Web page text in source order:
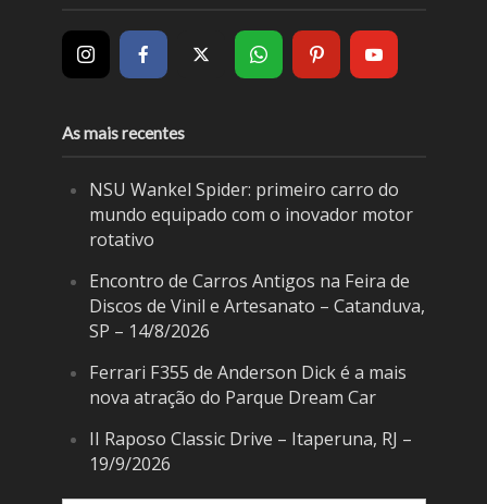
As mais recentes
NSU Wankel Spider: primeiro carro do
mundo equipado com o inovador motor
rotativo
Encontro de Carros Antigos na Feira de
Discos de Vinil e Artesanato – Catanduva,
SP – 14/8/2026
Ferrari F355 de Anderson Dick é a mais
nova atração do Parque Dream Car
II Raposo Classic Drive – Itaperuna, RJ –
19/9/2026